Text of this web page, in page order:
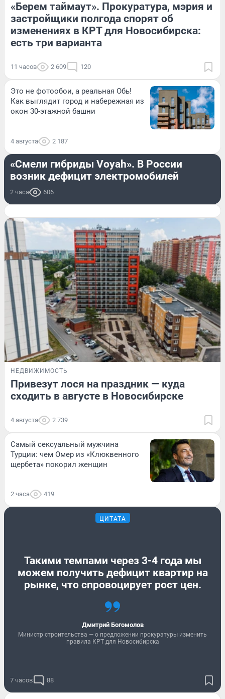
«Берем таймаут». Прокуратура, мэрия и
застройщики полгода спорят об
изменениях в КРТ для Новосибирска:
есть три варианта
11 часов 2 609 120
Это не фотообои, а реальная Обь!
Как выглядит город и набережная из
окон 30-этажной башни
4 августа 2 187
АВТО
«Смели гибриды Voyah». В России
возник дефицит электромобилей
2 часа 606
НЕДВИЖИМОСТЬ
Привезут лося на праздник — куда
сходить в августе в Новосибирске
4 августа 2 739
Самый сексуальный мужчина
Турции: чем Омер из «Клюквенного
щербета» покорил женщин
2 часа 419
ЦИТАТА
Такими темпами через 3-4 года мы
можем получить дефицит квартир на
рынке, что спровоцирует рост цен.
Дмитрий Богомолов
Министр строительства — о предложении прокуратуры изменить
правила КРТ для Новосибирска
7 часов 88